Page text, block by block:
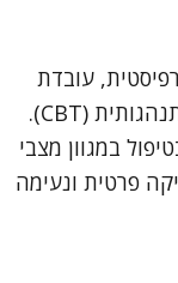
עובדת
סוציאלית קלינית ומטפלת קוגניטיבית-התנהגותית (CBT).
ניסיון בטיפול במגוון מצבי
פרטית ונעימה